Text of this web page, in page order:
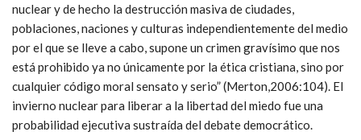
nuclear y de hecho la destrucción masiva de ciudades,
poblaciones, naciones y culturas independientemente del medio
por el que se lleve a cabo, supone un crimen gravísimo que nos
está prohibido ya no únicamente por la ética cristiana, sino por
cualquier código moral sensato y serio” (Merton,2006:104). El
invierno nuclear para liberar a la libertad del miedo fue una
probabilidad ejecutiva sustraída del debate democrático.